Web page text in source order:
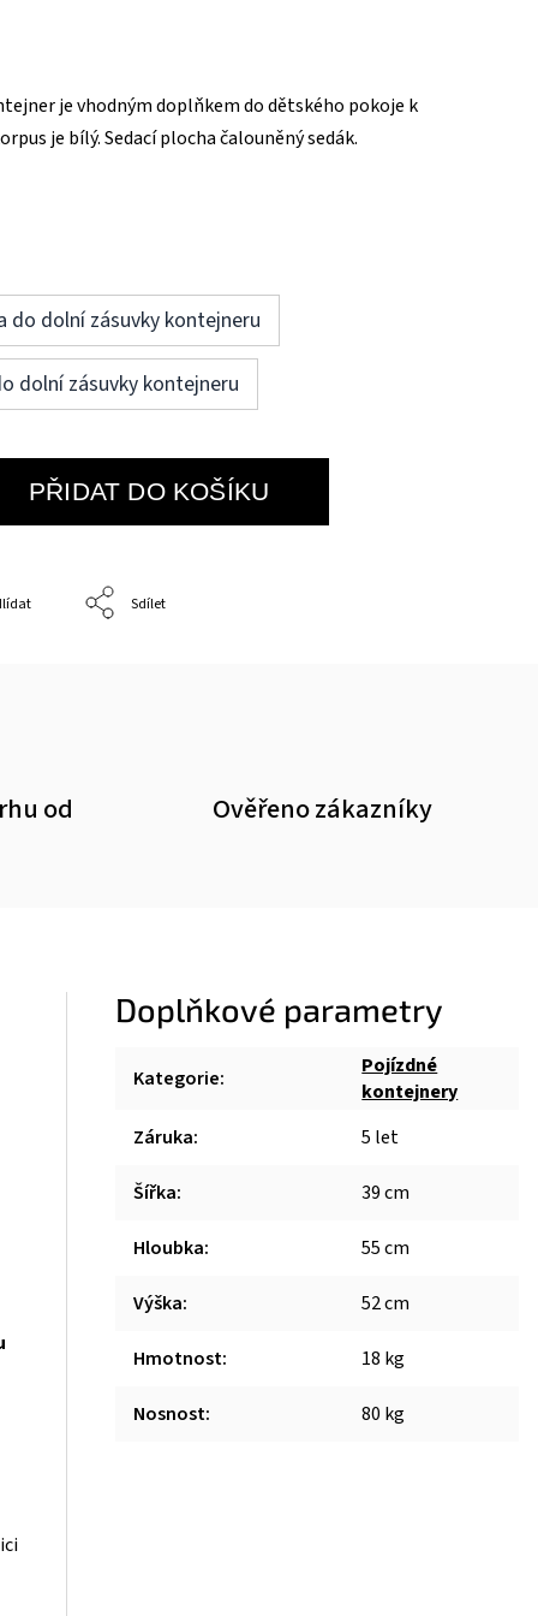
je vhodným doplňkem do dětského pokoje k
je bílý. Sedací plocha čalouněný sedák.
do dolní zásuvky kontejneru
dolní zásuvky kontejneru
PŘIDAT DO KOŠÍKU
Sdílet
od Ověřeno zákazníky
Doplňkové parametry
Kategorie:
Pojízdné
kontejnery
Záruka: 5 let
Šířka: 39 cm
Hloubka: 55 cm
Výška: 52 cm
Hmotnost: 18 kg
Nosnost: 80 kg